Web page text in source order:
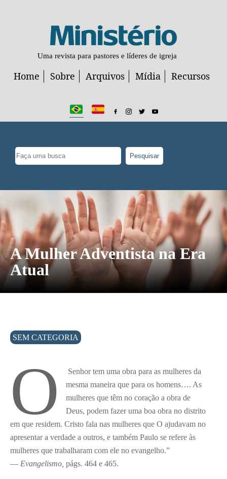
Uma revista para pastores e líderes de igreja
Home Sobre Arquivos Mídia Recursos
Pesquisar
A Mulher Adventista na Era
Atual
SEM CATEGORIA
O
Senhor tem uma obra para as mulheres da
mesma maneira que para os homens…. As
mulheres que têm no coração a obra de
Deus, podem fazer uma boa obra no distrito
em que residem. Cristo fala nas mulheres que O ajudavam no
apresentar a verdade a outros, e também Paulo se refere às
mulheres que trabalharam com ele no evangelho.”
— Evangelismo, págs. 464 e 465.